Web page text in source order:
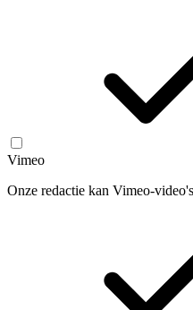
Vimeo
Onze redactie kan Vimeo-